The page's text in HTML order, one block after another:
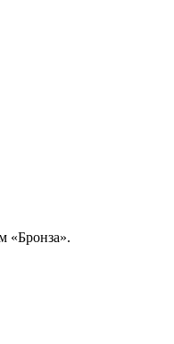
«Бронза».